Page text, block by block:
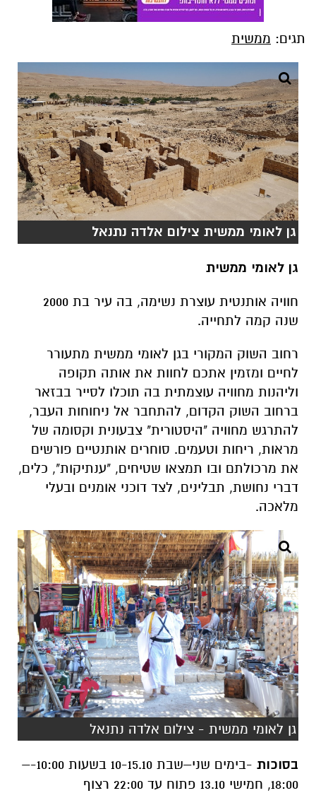
תגים: ממשית
גן לאומי ממשית צילום אלדה נתנאל
גן לאומי ממשית
חוויה אותנטית עוצרת נשימה, בה עיר בת 2000
שנה קמה לתחייה.
רחוב השוק המקורי בגן לאומי ממשית מתעורר
לחיים ומזמין אתכם לחוות את אותה תקופה
וליהנות מחוויה עוצמתית בה תוכלו לסייר בבזאר
ברחוב השוק הקדום, להתחבר אל ניחוחות העבר,
להתרגש מחוויה "היסטורית" צבעונית וקסומה של
מראות, ריחות וטעמים. סוחרים אותנטיים פורשים
את מרכולתם ובו תמצאו שטיחים, "ענתיקות", כלים,
דברי נחושת, תבלינים, לצד דוכני אומנים ובעלי
מלאכה.
גן לאומי ממשית - צילום אלדה נתנאל
בסוכות
-בימים שני–שבת 10-15.10 בשעות 10:00-–
18:00, חמישי 13.10 פתוח עד 22:00 רצוף